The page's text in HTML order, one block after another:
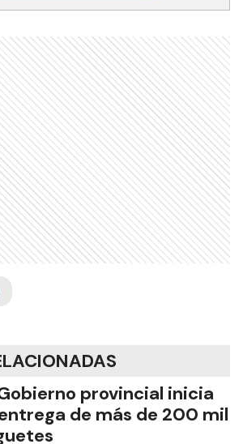
provincial inicia
de más de 200 mil